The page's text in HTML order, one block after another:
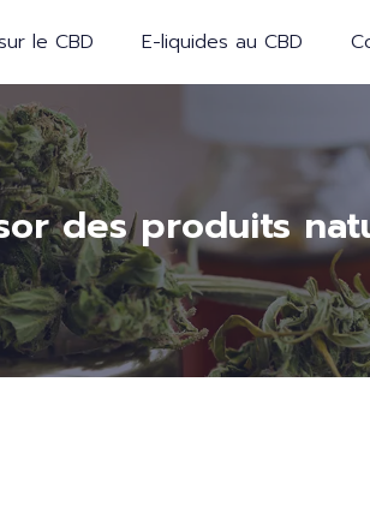
le CBD E-liquides au CBD
des produits